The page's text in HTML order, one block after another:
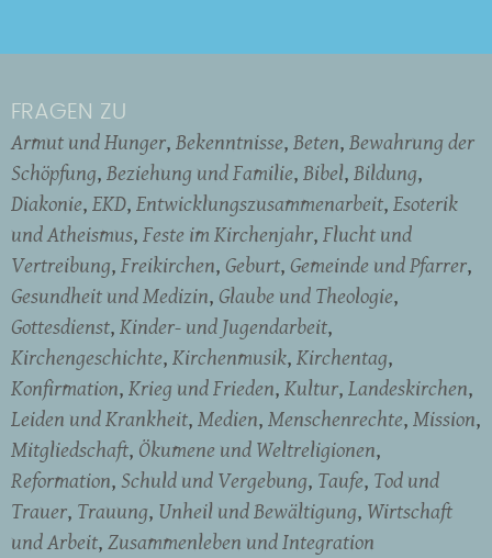
FRAGEN ZU
Armut und Hunger Bekenntnisse Beten Bewahrung der
Schöpfung Beziehung und Familie Bibel Bildung
Diakonie EKD Entwicklungszusammenarbeit Esoterik
und Atheismus Feste im Kirchenjahr Flucht und
Vertreibung Freikirchen Geburt Gemeinde und Pfarrer
Gesundheit und Medizin Glaube und Theologie
Gottesdienst Kinder- und Jugendarbeit
Kirchengeschichte Kirchenmusik Kirchentag
Konfirmation Krieg und Frieden Kultur Landeskirchen
Leiden und Krankheit Medien Menschenrechte Mission
Mitgliedschaft Ökumene und Weltreligionen
Reformation Schuld und Vergebung Taufe Tod und
Trauer Trauung Unheil und Bewältigung Wirtschaft
und Arbeit Zusammenleben und Integration